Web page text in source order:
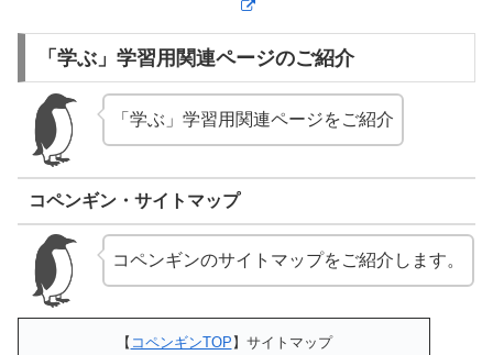
「学ぶ」学習用関連ページのご紹介
「学ぶ」学習用関連ページをご紹介
コペンギン・サイトマップ
コペンギンのサイトマップをご紹介します。
【 コペンギンTOP 】サイトマップ